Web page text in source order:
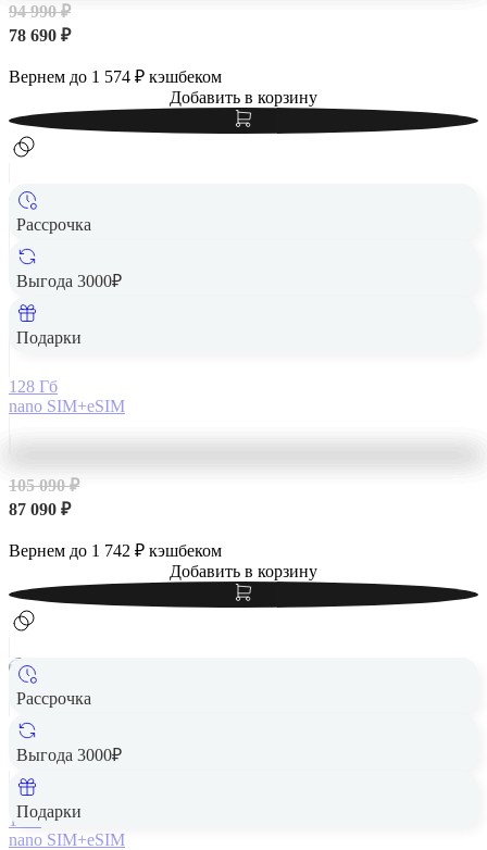
94 990 ₽
78 690 ₽
Вернем до 1 574 ₽ кэшбеком
Добавить в корзину
Рассрочка
Выгода 3000₽
Подарки
Apple iPhone 14 Pro Max 128Gb Deep Purple, темно-
128 Гб
nano SIM+eSIM
105 090 ₽
87 090 ₽
Вернем до 1 742 ₽ кэшбеком
Добавить в корзину
Рассрочка
Выгода 3000₽
Подарки
Apple iPhone 14 Pro Max 1Tb Gold, золотой
1 Тб
nano SIM+eSIM